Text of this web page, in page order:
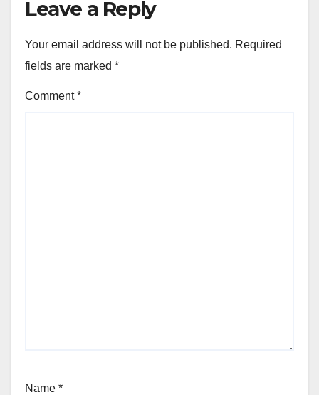
Leave a Reply
Your email address will not be published. Required
fields are marked *
Comment*
Name *